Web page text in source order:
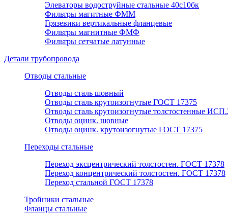
Элеваторы водоструйные стальные 40с10бк
Фильтры магитные ФММ
Грязевики вертикальные фланцевые
Фильтры магнитные ФМФ
Фильтры сетчатые латунные
Детали трубопровода
Отводы стальные
Отводы сталь шовный
Отводы сталь крутоизогнутые ГОСТ 17375
Отводы сталь крутоизогнутые толстостенные
Отводы оцинк. шовные
Отводы оцинк. крутоизогнутые ГОСТ 17375
Переходы стальные
Переход эксцентрический толстостен. ГОСТ 17378
Переход концентрический толстостен. ГОСТ 17378
Переход стальной ГОСТ 17378
Тройники стальные
Фланцы стальные